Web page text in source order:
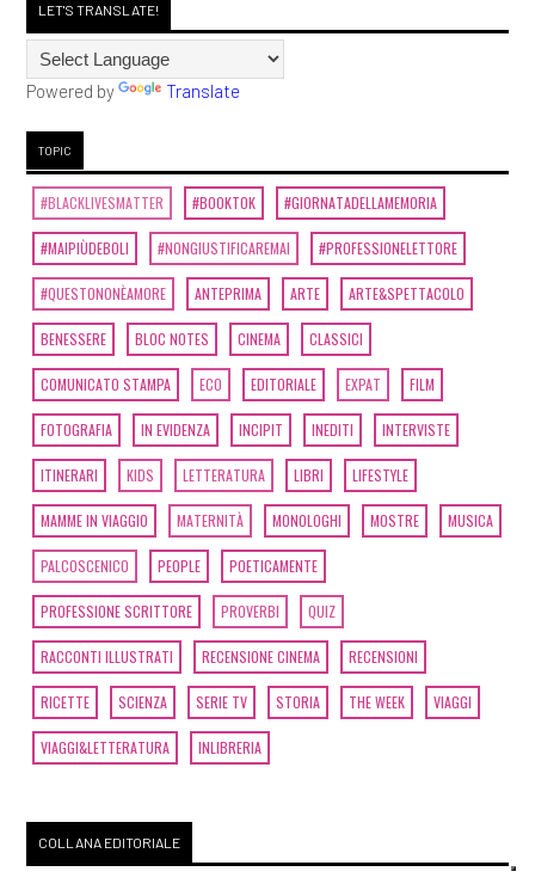
LET'S TRANSLATE!
Powered by Translate
TOPIC
#BLACKLIVESMATTER #BOOKTOK #GIORNATADELLAMEMORIA
#MAIPIÙDEBOLI #NONGIUSTIFICAREMAI #PROFESSIONELETTORE
#QUESTONONÈAMORE ANTEPRIMA ARTE ARTE&SPETTACOLO
BENESSERE BLOC NOTES CINEMA CLASSICI
COMUNICATO STAMPA ECO EDITORIALE EXPAT FILM
FOTOGRAFIA IN EVIDENZA INCIPIT INEDITI INTERVISTE
ITINERARI KIDS LETTERATURA LIBRI LIFESTYLE
MAMME IN VIAGGIO MATERNITÀ MONOLOGHI MOSTRE MUSICA
PALCOSCENICO PEOPLE POETICAMENTE
PROFESSIONE SCRITTORE PROVERBI QUIZ
RACCONTI ILLUSTRATI RECENSIONE CINEMA RECENSIONI
RICETTE SCIENZA SERIE TV STORIA THE WEEK VIAGGI
VIAGGI&LETTERATURA INLIBRERIA
COLLANA EDITORIALE